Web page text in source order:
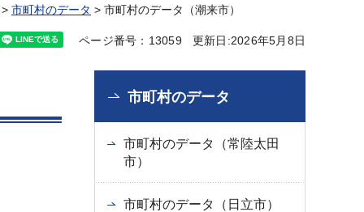
市町村のデータ > 市町村のデータ（潮来市）
ページ番号：13059 更新日:2026年5月8日
市町村のデータ
市町村のデータ（常陸太田
市）
市町村のデータ（日立市）